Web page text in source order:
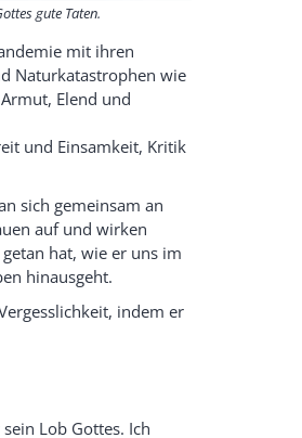
gute Taten.
mit ihren
Naturkatastrophen wie
Elend und
und Einsamkeit, Kritik
sich gemeinsam an
auf und wirken
hat, wie er uns im
hinausgeht.
indem er
Lob Gottes. Ich